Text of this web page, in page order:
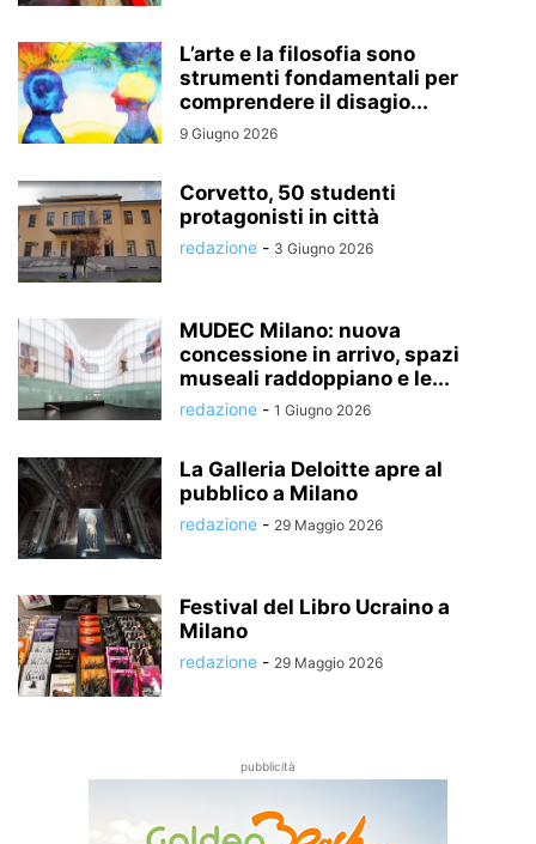
L’arte e la filosofia sono
strumenti fondamentali per
comprendere il disagio...
9 Giugno 2026
Corvetto, 50 studenti
protagonisti in città
redazione - 3 Giugno 2026
MUDEC Milano: nuova
concessione in arrivo, spazi
museali raddoppiano e le...
redazione - 1 Giugno 2026
La Galleria Deloitte apre al
pubblico a Milano
redazione - 29 Maggio 2026
Festival del Libro Ucraino a
Milano
redazione - 29 Maggio 2026
pubblicità